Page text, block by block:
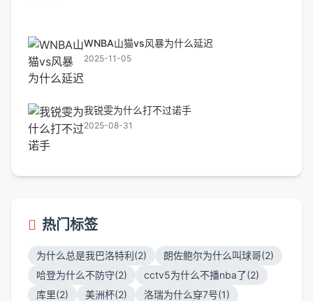
WNBA山猫vs风暴为什么延迟
2025-11-05
我锐雯为什么打不过诺手
2025-08-31
热门标签
为什么总是我巴洛特利(2)
朗佐鲍尔为什么叫球哥(2)
哈登为什么不防守(2)
cctv5为什么不播nba了(2)
库里(2)
美洲杯(2)
洛瑞为什么穿7号(1)